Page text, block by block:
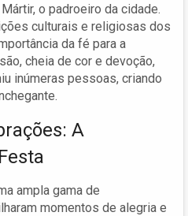
o padroeiro da cidade.
culturais e religiosas dos
da fé para a
cheia de cor e devoção,
inúmeras pessoas, criando
A
ampla gama de
momentos de alegria e